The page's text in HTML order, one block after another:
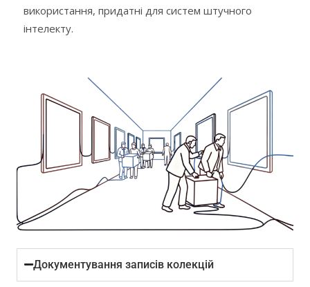
використання, придатні для систем штучного
інтелекту.
Документування записів колекцій